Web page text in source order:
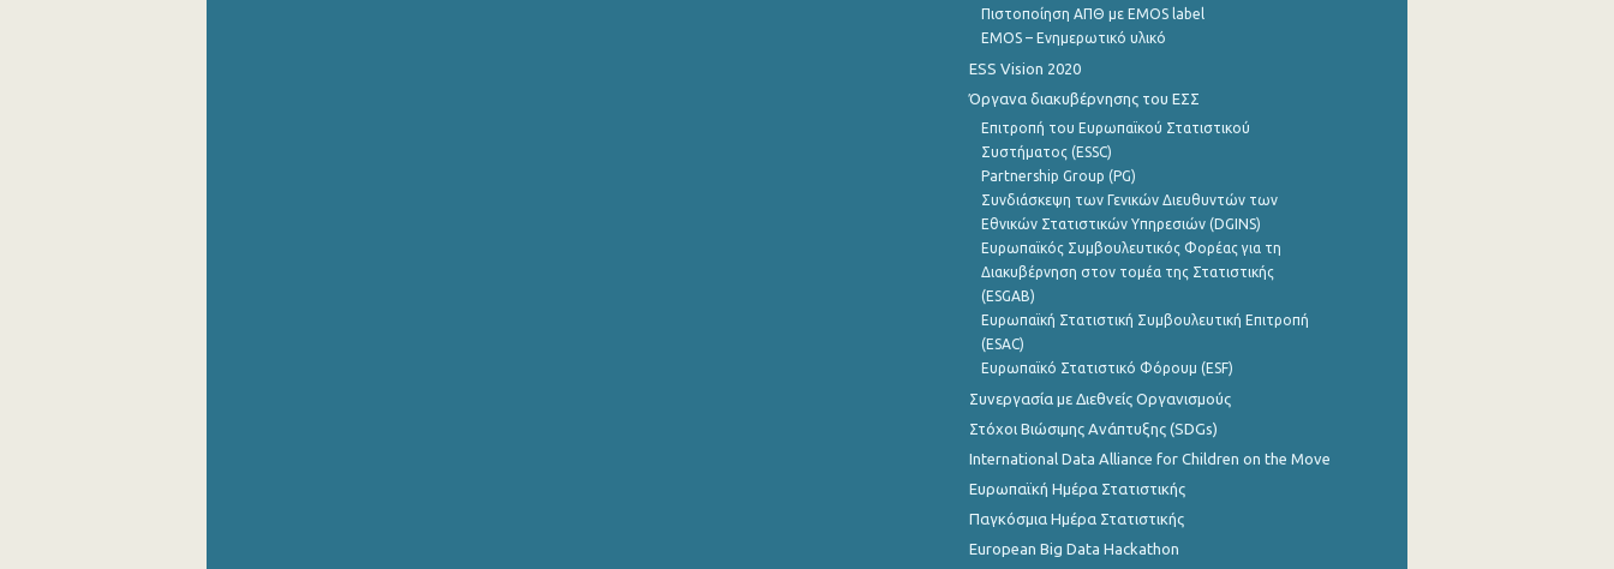
Πιστοποίηση ΑΠΘ με EMOS label
EMOS – Ενημερωτικό υλικό
ESS Vision 2020
Όργανα διακυβέρνησης του ΕΣΣ
Επιτροπή του Ευρωπαϊκού Στατιστικού
Συστήματος (ESSC)
Partnership Group (PG)
Συνδιάσκεψη των Γενικών Διευθυντών των
Εθνικών Στατιστικών Υπηρεσιών (DGINS)
Ευρωπαϊκός Συμβουλευτικός Φορέας για τη
Διακυβέρνηση στον τομέα της Στατιστικής
(ESGAB)
Ευρωπαϊκή Στατιστική Συμβουλευτική Επιτροπή
(ESAC)
Ευρωπαϊκό Στατιστικό Φόρουμ (ESF)
Συνεργασία με Διεθνείς Οργανισμούς
Στόχοι Βιώσιμης Ανάπτυξης (SDGs)
International Data Alliance for Children on the Move
Ευρωπαϊκή Ημέρα Στατιστικής
Παγκόσμια Ημέρα Στατιστικής
European Big Data Hackathon